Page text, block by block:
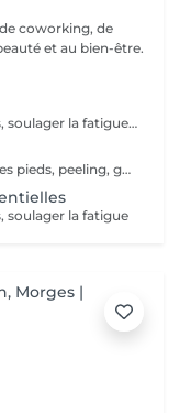
et au bien-être.
Besoin de se relaxer, enlever les tensions, soulager la fatigue de vos pieds Bain plus massage
Beauté des pieds Naturel, relaxan bain des pieds, peeling, gommage, couper, talons,
soulager la fatigue